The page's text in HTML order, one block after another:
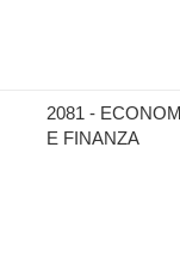
2081 -
E FINANZA